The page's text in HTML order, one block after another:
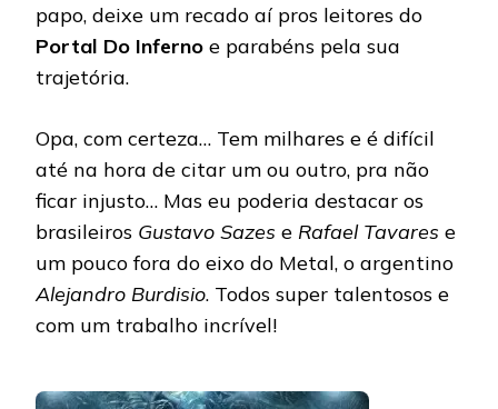
papo, deixe um recado aí pros leitores do
Portal Do Inferno e parabéns pela sua
trajetória.
Opa, com certeza… Tem milhares e é difícil
até na hora de citar um ou outro, pra não
ficar injusto… Mas eu poderia destacar os
brasileiros Gustavo Sazes e Rafael Tavares e
um pouco fora do eixo do Metal, o argentino
Alejandro Burdisio. Todos super talentosos e
com um trabalho incrível!